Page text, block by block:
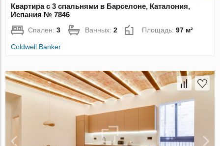
Квартира с 3 спальнями в Барселоне, Каталония,
Испания № 7846
Спален:3 Ванных:2 Площадь:97 м²
Coldwell Banker